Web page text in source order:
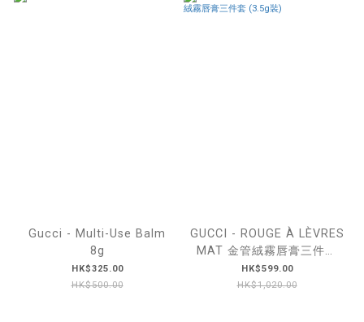
Gucci - Multi-Use Balm
8g
HK$325.00
HK$500.00
GUCCI - ROUGE À LÈVRES
MAT 金管絨霧唇膏三件套
(3.5g裝)
HK$599.00
HK$1,020.00